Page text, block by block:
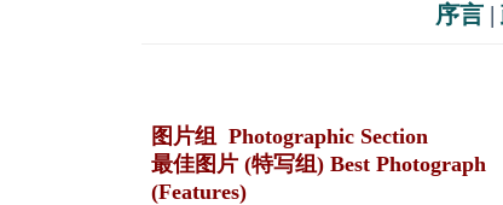
序言 |
图片组 Photographic Section
最佳图片 (特写组) Best Photograph
(Features)